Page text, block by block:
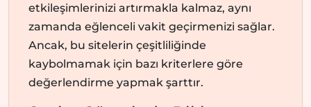
etkileşimlerinizi artırmakla kalmaz, aynı
zamanda eğlenceli vakit geçirmenizi sağlar.
Ancak, bu sitelerin çeşitliliğinde
kaybolmamak için bazı kriterlere göre
değerlendirme yapmak şarttır.